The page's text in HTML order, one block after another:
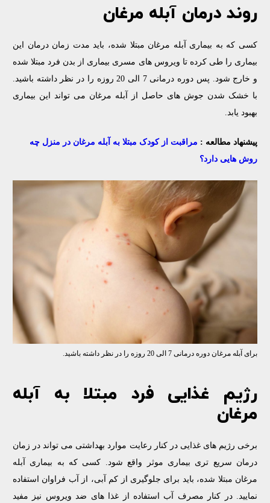
روند درمان آبله مرغان
کسی که به بیماری آبله مرغان مبتلا شده، باید مدت زمان درمان این
بیماری را طی کرده تا ویروس های مسری بیماری از بدن فرد مبتلا شده
و خارج شود. پس دوره درمانی 7 الی 20 روزه را در نظر داشته باشید.
با خشک شدن جوش های حاصل از آبله مرغان می تواند این بیماری
بهبود یابد.
پیشنهاد مطالعه : مراقبت از کودک مبتلا به آبله مرغان در منزل چه
روش هایی دارد؟
برای آبله مرغان دوره درمانی 7 الی 20 روزه را در نظر داشته باشید.
رژیم غذایی فرد مبتلا به آبله
مرغان
برخی رژیم های غذایی در کنار رعایت موارد بهداشتی می ‌تواند در زمان
درمان سریع تری بیماری موثر واقع شود. کسی که به بیماری آبله
مرغان مبتلا شده، باید برای جلوگیری از کم آبی، از آب فراوان استفاده
نمایید. در کنار مصرف آب استفاده از غذا های ضد ویروس نیز مفید